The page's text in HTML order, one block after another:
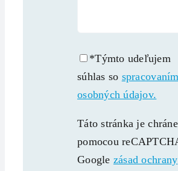
*Týmto udeľujem
súhlas so spracovaním
osobných údajov.
Táto stránka je
pomocou
Google zásad ochrany